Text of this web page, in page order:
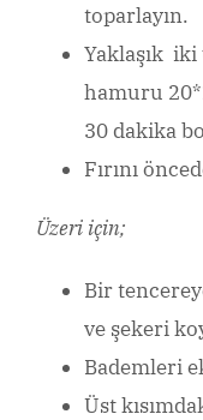
toparlayın.
Yaklaşık iki
hamuru
30 dakika
Fırını
Üzeri için;
Bir
ve şekeri
Bademleri
Üst